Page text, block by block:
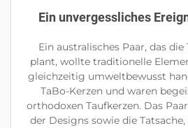
Ein unvergessliches
Ein australisches Paar, das
plant, wollte traditionelle
gleichzeitig umweltbewusst
TaBo-Kerzen und waren
orthodoxen Taufkerzen. Das
der Designs sowie die